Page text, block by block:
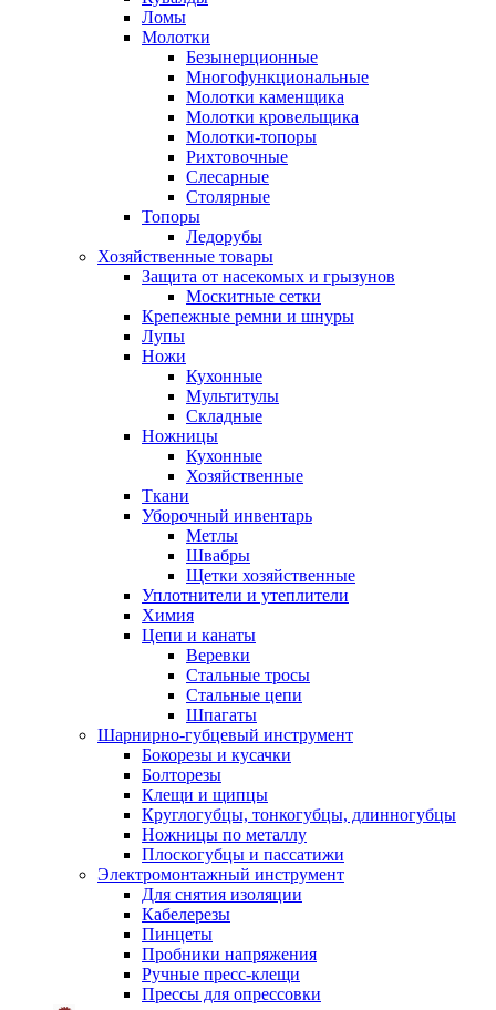
Ломы
Молотки
Безынерционные
Многофункциональные
Молотки каменщика
Молотки кровельщика
Молотки-топоры
Рихтовочные
Слесарные
Столярные
Топоры
Ледорубы
Хозяйственные товары
Защита от насекомых и грызунов
Москитные сетки
Крепежные ремни и шнуры
Лупы
Ножи
Кухонные
Мультитулы
Складные
Ножницы
Кухонные
Хозяйственные
Ткани
Уборочный инвентарь
Метлы
Швабры
Щетки хозяйственные
Уплотнители и утеплители
Химия
Цепи и канаты
Веревки
Стальные тросы
Стальные цепи
Шпагаты
Шарнирно-губцевый инструмент
Бокорезы и кусачки
Болторезы
Клещи и щипцы
Круглогубцы, тонкогубцы, длинногубцы
Ножницы по металлу
Плоскогубцы и пассатижи
Электромонтажный инструмент
Для снятия изоляции
Кабелерезы
Пинцеты
Пробники напряжения
Ручные пресс-клещи
Прессы для опрессовки